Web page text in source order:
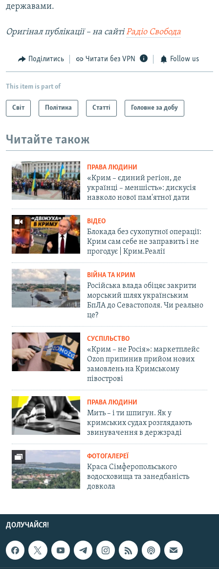
державами.
Оригінал публікації – на сайтіРадіо Свобода
Поділитись Читати без VPN Follow us
This item is part of
Світ Політика Статті Головне за добу
Читайте також
ПРАВА ЛЮДИНИ
«Крим – єдиний регіон, де
українці – меншість»: дискусія
навколо нової пам'ятної дати
ВІДЕО
Блокада без сухопутної операції:
Крим сам себе не заправить і не
прогодує | Крим.Реалії
ВІЙНА ТА КРИМ
Російська влада обіцяє закрити
морський шлях українським
БпЛА до Севастополя. Чи реально
це?
СУСПІЛЬСТВО
«Крим – не Росія»: маркетплейс
Ozon припинив прийом нових
замовлень на Кримському
півострові
ПРАВА ЛЮДИНИ
Мить – і ти шпигун. Як у
кримських судах розглядають
звинувачення в держзраді
ФОТОГАЛЕРЕЇ
Краса Сімферопольського
водосховища та занедбаність
довкола
ДОЛУЧАЙСЯ!